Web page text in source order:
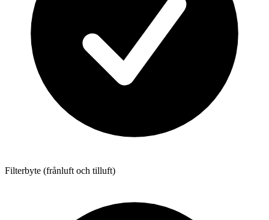
Filterbyte (frånluft och tilluft)